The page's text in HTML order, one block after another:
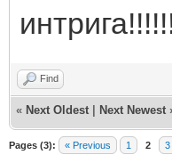
Find
« Next Oldest Next Newest
Pages (3): « Previous 1 2 3